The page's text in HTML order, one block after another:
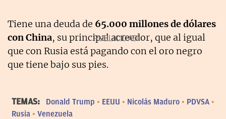
Tiene una deuda de 65.000 millones de dólares
con China, su principal acreedor, que al igual
que con Rusia está pagando con el oro negro
que tiene bajo sus pies.
TEMAS: Donald Trump EEUU Nicolás Maduro
PDVSA
Rusia
Venezuela